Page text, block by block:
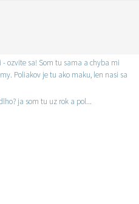
- ozvite sa! Som tu sama a chyba mi
Poliakov je tu ako maku, len nasi sa
ja som tu uz rok a pol...